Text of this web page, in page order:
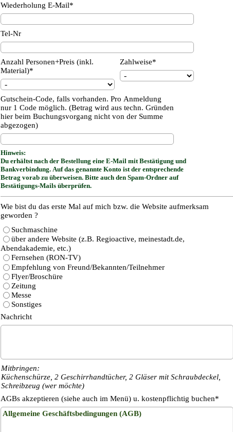
Wiederholung E-Mail*
Tel-Nr
Anzahl Personen+Preis (inkl.
Material)*
Zahlweise*
Gutschein-Code, falls vorhanden. Pro Anmeldung
nur 1 Code möglich. (Betrag wird aus techn. Gründen
hier beim Buchungsvorgang nicht von der Summe
abgezogen)
Hinweis:
Du erhältst nach der Bestellung eine E-Mail mit Bestätigung und
Bankverbindung. Auf das genannte Konto ist der entsprechende
Betrag vorab zu überweisen. Bitte auch den Spam-Ordner auf
Bestätigungs-Mails überprüfen.
Wie bist du das erste Mal auf mich bzw. die Website aufmerksam
geworden ?
Suchmaschine
über andere Website (z.B. Regioactive, meinestadt.de,
Abendakademie, etc.)
Fernsehen (RON-TV)
Empfehlung von Freund/Bekannten/Teilnehmer
Flyer/Broschüre
Zeitung
Messe
Sonstiges
Nachricht
Mitbringen:
Küchenschürze, 2 Geschirrhandtücher, 2 Gläser mit Schraubdeckel,
Schreibzeug (wer möchte)
AGBs akzeptieren (siehe auch im Menü) u. kostenpflichtig buchen*
Allgemeine Geschäftsbedingungen (AGB)